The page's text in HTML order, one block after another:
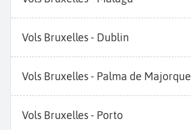
Vols Bruxelles - Dublin
Vols Bruxelles - Palma de Majorque
Vols Bruxelles - Porto